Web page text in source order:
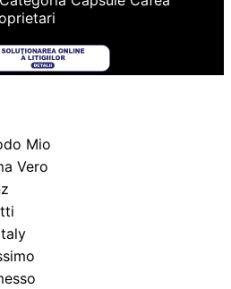
Mio
Vero